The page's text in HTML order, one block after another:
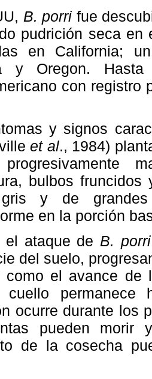
B. porri fue
pudrición seca
en California;
y Oregon.
con registro
y signos
et al., 1984)
bulbos
y de grandes
en la porción
el ataque de B. porri
del suelo,
como el avance de
permanece
ocurre durante los
pueden morir
de la cosecha